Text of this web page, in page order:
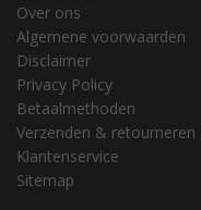
Over ons
Algemene voorwaarden
Disclaimer
Privacy Policy
Betaalmethoden
Verzenden & retourneren
Klantenservice
Sitemap